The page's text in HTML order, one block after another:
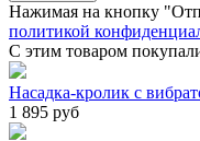
Нажимая на кнопку
политикой
С этим товаром
Насадка-кролик с
1 895 руб